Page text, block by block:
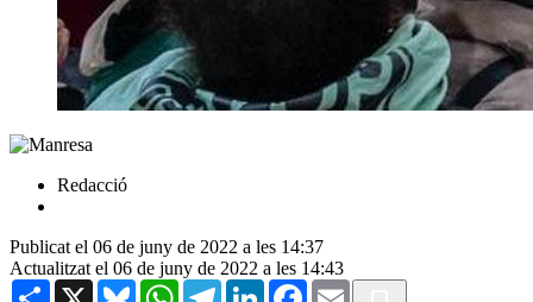
Redacció
Publicat el 06 de juny de 2022 a les 14:37
Actualitzat el 06 de juny de 2022 a les 14:43
Share X BlueskyWhatsAppTelegramLinkedInFacebook
Email